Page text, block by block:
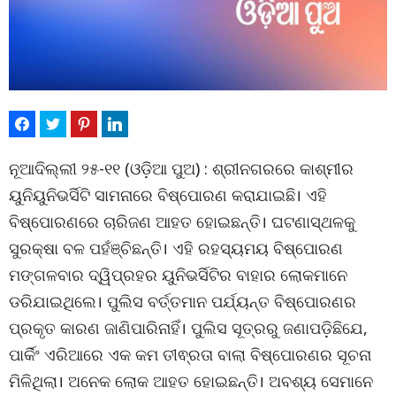
ନୂଆଦିଲ୍ଲୀ ୨୫-୧୧ (ଓଡ଼ିଆ ପୁଅ) : ଶ୍ରୀନଗରରେ କାଶ୍ମୀର
ୟୁନିୟୁନିଭର୍ସିଟି ସାମନାରେ ବିଷ୍ପୋରଣ କରାଯାଇଛି। ଏହି
ବିଷ୍ପୋରଣରେ ଚାରିଜଣ ଆହତ ହୋଇଛନ୍ତି। ଘଟଣାସ୍ଥଳକୁ
ସୁରକ୍ଷା ବଳ ପହଁଞ୍ଚିଛନ୍ତି। ଏହି ରହସ୍ୟମୟ ବିଷ୍ପୋରଣ
ମଙ୍ଗଳବାର ଦ୍ୱିପ୍ରହର ୟୁନିଭର୍ସିଟିର ବାହାର ଲୋକମାନେ
ଡରିଯାଇଥିଲେ। ପୁଲିସ ବର୍ତ୍ତମାନ ପର୍ଯ୍ୟନ୍ତ ବିଷ୍ପୋରଣର
ପ୍ରକୃତ କାରଣ ଜାଣିପାରିନାହିଁ। ପୁଲିସ ସୂତ୍ରରୁ ଜଣାପଡ଼ିଛିଯେ,
ପାର୍କିଂ ଏରିଆରେ ଏକ କମ ତୀଵ୍ରତା ବାଲା ବିଷ୍ପୋରଣର ସୂଚନା
ମିଳିଥିଲା। ଅନେକ ଲୋକ ଆହତ ହୋଇଛନ୍ତି। ଅବଶ୍ୟ ସେମାନେ